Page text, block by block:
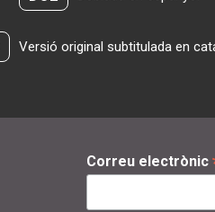
Versió original subtitulada en
Correu electrònic